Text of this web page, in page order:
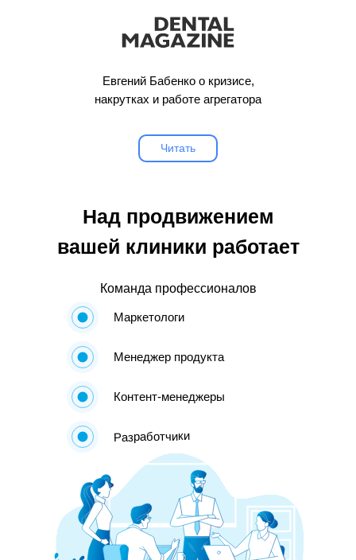
Евгений Бабенко о кризисе,
накрутках и работе агрегатора
Читать
Менеджер продукта
Контент-менеджеры
Маркетологи
Разработчики
Над продвижением
вашей клиники работает
Команда профессионалов